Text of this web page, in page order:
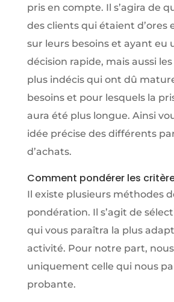
pris en compte. Il s’agira de
des clients qui étaient d’ores
sur leurs besoins et ayant eu
décision rapide, mais aussi
plus indécis qui ont dû
besoins et pour lesquels la
aura été plus longue. Ainsi
idée précise des différents
d’achats.
Comment pondérer les
Il existe plusieurs méthodes
pondération. Il s’agit de
qui vous paraîtra la plus
activité. Pour notre part,
uniquement celle qui nous
probante.